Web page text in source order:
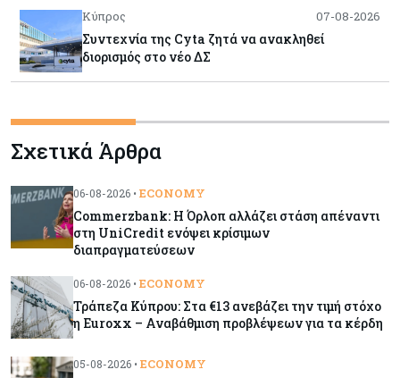
Κύπρος 07-08-2026
Συντεχνία της Cyta ζητά να ανακληθεί
διορισμός στο νέο ΔΣ
ημιαγωγούς και φωτοβολταϊκά με στόχο την
Κύπρος 07-08-2026
Τσολάκη: Προτεραιότητα η βελτίωση της
καθημερινότητας μέσω οδικών έργων και
συγκοινωνιών
Ενέργεια 07-08-2026
Meridiam - Σειρά έχει η μελέτη της ΕΤΕπ
Σχετικά Άρθρα
06-08-2026 • ECONOMY
Commerzbank: Η Όρλοπ αλλάζει στάση απέναντι
στη UniCredit ενόψει κρίσιμων
διαπραγματεύσεων
06-08-2026 • ECONOMY
Τράπεζα Κύπρου: Στα €13 ανεβάζει την τιμή στόχο
η Euroxx – Αναβάθμιση προβλέψεων για τα κέρδη
05-08-2026 • ECONOMY